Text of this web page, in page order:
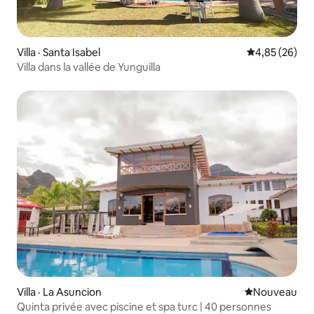
Villa · Santa Isabel Note
4,85 (26)
Villa dans la vallée de Yunguilla
Villa · La Asuncion Nouvel
Nouveau
Quinta privée avec piscine et spa turc | 40 personnes